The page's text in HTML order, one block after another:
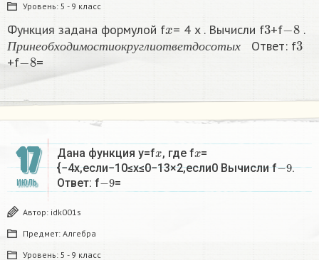
Уровень: 5 - 9 класс
Функция задана формулой f = 4 x . Вычисли f3+f 8 .
П р и н е о б х о д им о с т и о кр у гл и о т в е т д о с о т ых
Принеоб ходимо стиокругл иот ветд осотыхОтвет: f3
+f−8 =
17
ИЮЛЬ
Дана функция y=fx, где fx =
{−4x,если−10≤x≤0−13×2,если0 Вычисли f
9.
Ответ: f
9 =
Автор: idk001s
Предмет: Алгебра
Уровень: 5 - 9 класс